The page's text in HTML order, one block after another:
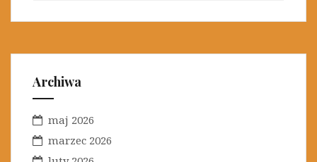
t
o
e
Archiwa
maj 2026
marzec 2026